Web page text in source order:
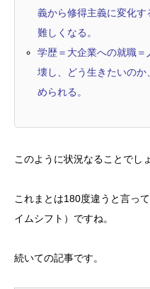
義から修得主義に変化
難しくなる。
学歴＝大企業への就職
壊し、どう生きたいの
められる。
このように状況なることでし
これまとは180度違うと言っ
イムシフト）ですね。
続いての記事です。